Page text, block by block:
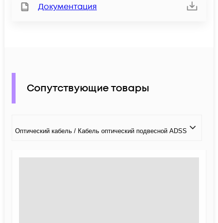
Документация
Сопутствующие товары
Оптический кабель / Кабель оптический подвесной ADSS